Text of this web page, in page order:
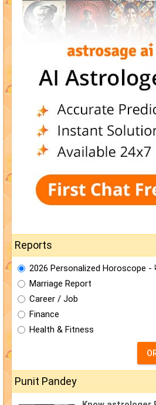
Reports
2026 Personalized Horoscope -
Marriage Report
Career / Job
Finance
Health & Fitness
Punit Pandey